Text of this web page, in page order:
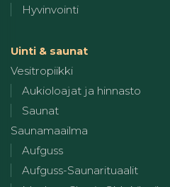
Hyvinvointi
Uinti & saunat
Vesitropiikki
Aukioloajat ja hinnasto
Saunat
Saunamaailma
Aufguss
Aufguss-Saunarituaalit